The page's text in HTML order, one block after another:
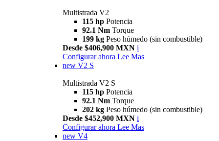
Multistrada V2
115 hp Potencia
92.1 Nm Torque
199 kg Peso húmedo (sin combustible)
Desde $406,900 MXN i
Configurar ahora Lee Mas
new V2 S
Multistrada V2 S
115 hp Potencia
92.1 Nm Torque
202 kg Peso húmedo (sin combustible)
Desde $452,900 MXN i
Configurar ahora Lee Mas
new V4